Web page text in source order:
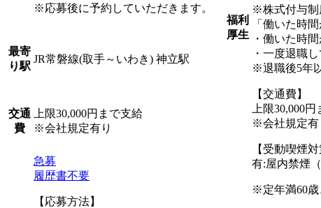
※応募後に予約していただきます。
最寄
り駅
JR常磐線(取手～いわき) 神立駅
交通
費
上限30,000円まで支給
※会社規定有り
急募
履歴書不要
【応募方法】
福利
厚生
※株式付与制
「働いた時
・働いた時
・一度退職
※退職後5年
【交通費】
上限30,000
※会社規定有
【受動喫煙対
有:屋内禁煙
※定年満60歳